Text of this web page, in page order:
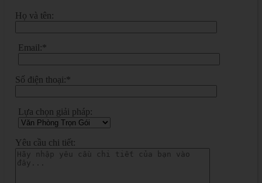
Họ và tên:
Email:*
Số điện thoại:*
Lựa chọn giải pháp:
Yêu cầu chi tiết: